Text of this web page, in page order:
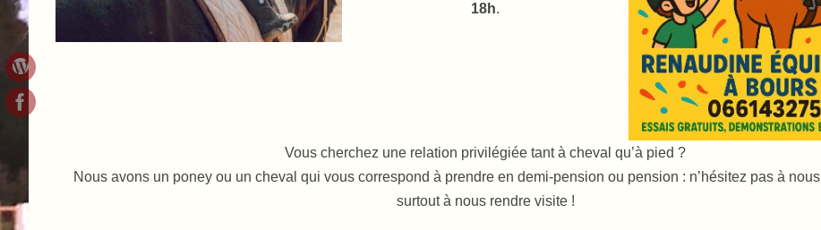
18h.
Vous cherchez une relation privilégiée tant à cheval qu’à pied ?
Nous avons un poney ou un cheval qui vous correspond à prendre en demi-pension ou pension : n’hésitez pas à
surtout à nous rendre visite !